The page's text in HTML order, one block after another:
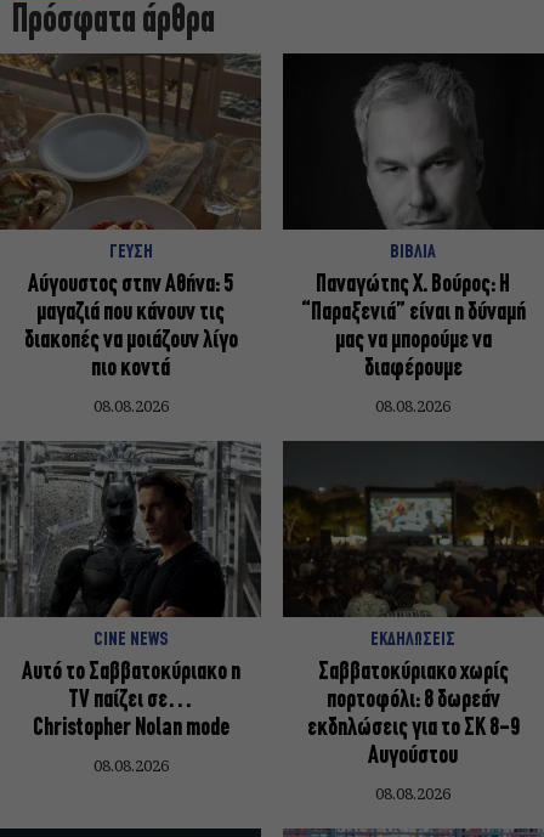
Πρόσφατα άρθρα
ΓΕΥΣΗ
Αύγουστος στην Αθήνα: 5
μαγαζιά που κάνουν τις
διακοπές να μοιάζουν λίγο
πιο κοντά
08.08.2026
ΒΙΒΛΙΑ
Παναγώτης Χ. Βούρος: Η
“Παραξενιά” είναι η δύναμή
μας να μπορούμε να
διαφέρουμε
08.08.2026
CINE NEWS
Αυτό το Σαββατοκύριακο η
TV παίζει σε…
Christopher Nolan mode
08.08.2026
ΕΚΔΗΛΩΣΕΙΣ
Σαββατοκύριακο χωρίς
πορτοφόλι: 8 δωρεάν
εκδηλώσεις για το ΣΚ 8-9
Αυγούστου
08.08.2026